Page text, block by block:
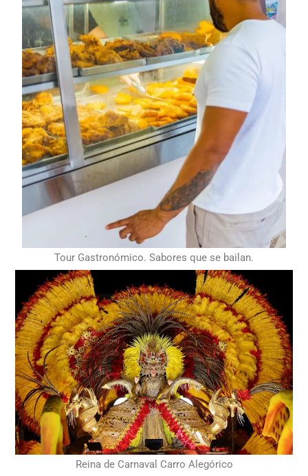
Tour Gastronómico. Sabores que se bailan.
Reina de Carnaval Carro Alegórico